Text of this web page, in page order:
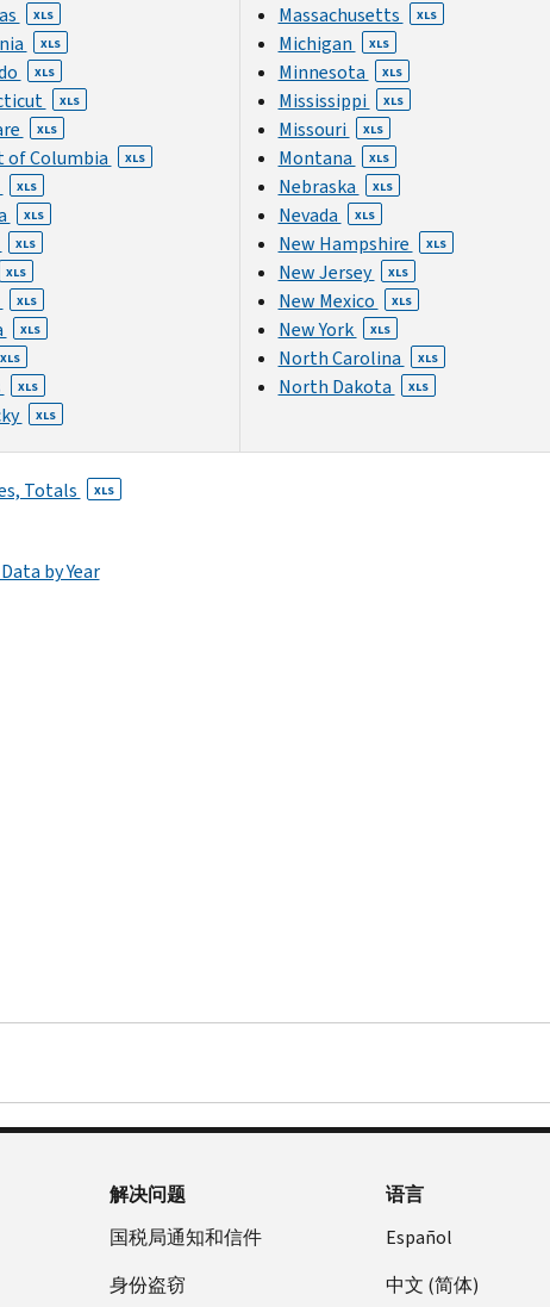
XLS
XLS
XLS
XLS
XLS
of Columbia XLS
XLS
XLS
XLS
XLS
XLS
XLS
XLS
XLS
XLS
Massachusetts XLS
Michigan XLS
Minnesota XLS
Mississippi XLS
Missouri XLS
Montana XLS
Nebraska XLS
Nevada XLS
New Hampshire XLS
New Jersey XLS
New Mexico XLS
New York XLS
North Carolina XLS
North Dakota XLS
Totals XLS
by Year
解决问题
国税局通知和信件
身份盗窃
语言
Español
中文 (简体)